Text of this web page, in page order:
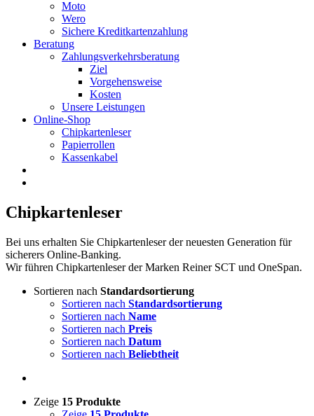
Moto
Wero
Sichere Kreditkartenzahlung
Beratung
Zahlungsverkehrsberatung
Ziel
Vorgehensweise
Kosten
Unsere Leistungen
Online-Shop
Chipkartenleser
Papierrollen
Kassenkabel
Chipkartenleser
Bei uns erhalten Sie Chipkartenleser der neuesten Generation für
sicherers Online-Banking.
Wir führen Chipkartenleser der Marken Reiner SCT und OneSpan.
Sortieren nach Standardsortierung
Sortieren nach Standardsortierung
Sortieren nach Name
Sortieren nach Preis
Sortieren nach Datum
Sortieren nach Beliebtheit
Zeige 15 Produkte